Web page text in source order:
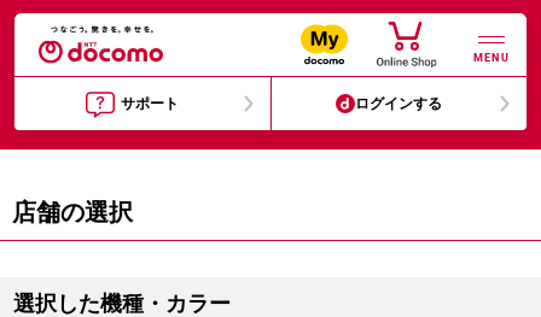
MENU
サポート ログインする
店舗の選択
選択した機種・カラー